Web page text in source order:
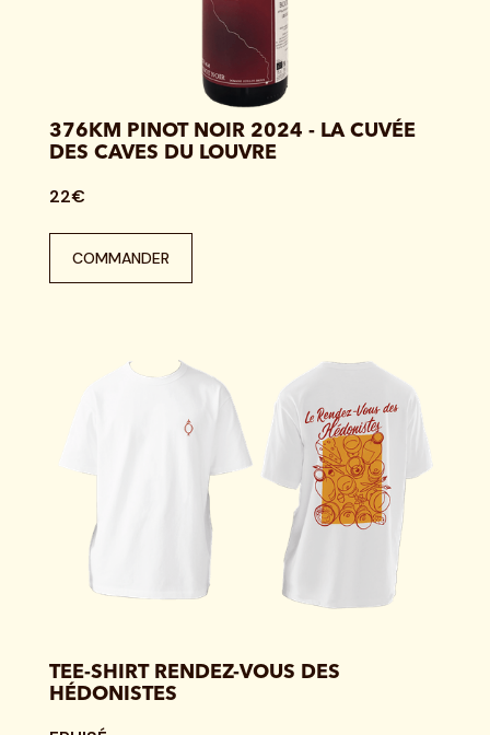
376KM PINOT NOIR 2024 - LA CUVÉE
DES CAVES DU LOUVRE
22€
COMMANDER
TEE-SHIRT RENDEZ-VOUS DES
HÉDONISTES